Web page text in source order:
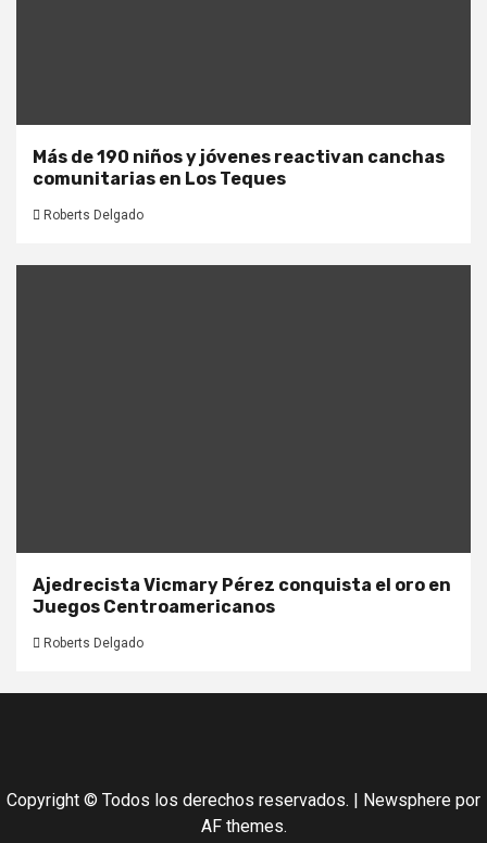
Más de 190 niños y jóvenes reactivan canchas
comunitarias en Los Teques
Roberts Delgado
Ajedrecista Vicmary Pérez conquista el oro en
Juegos Centroamericanos
Roberts Delgado
Copyright © Todos los derechos reservados. | Newsphere por
AF themes.